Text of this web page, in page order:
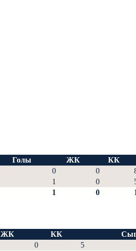
Голы ЖК КК
0 0
1 0
1 0
ЖК КК
0 5